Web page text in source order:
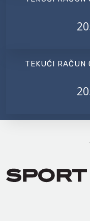
TEKUĆI RAČUN